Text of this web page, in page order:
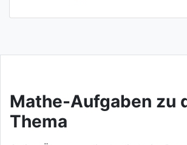
Mathe-Aufgaben zu
Thema